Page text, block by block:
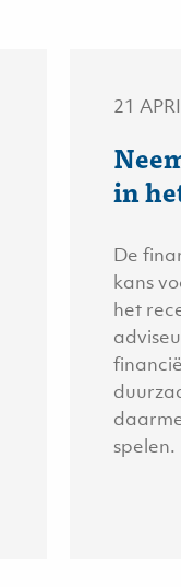
21
in
De
kans
het
spelen.